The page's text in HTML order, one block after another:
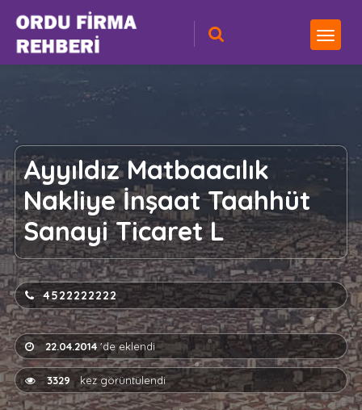
Ayyıldız Matbaacılık
Nakliye İnşaat Taahhüt
Sanayi Ticaret L
4522222222
22.04.2014'de eklendi
3329 kez görüntülendi